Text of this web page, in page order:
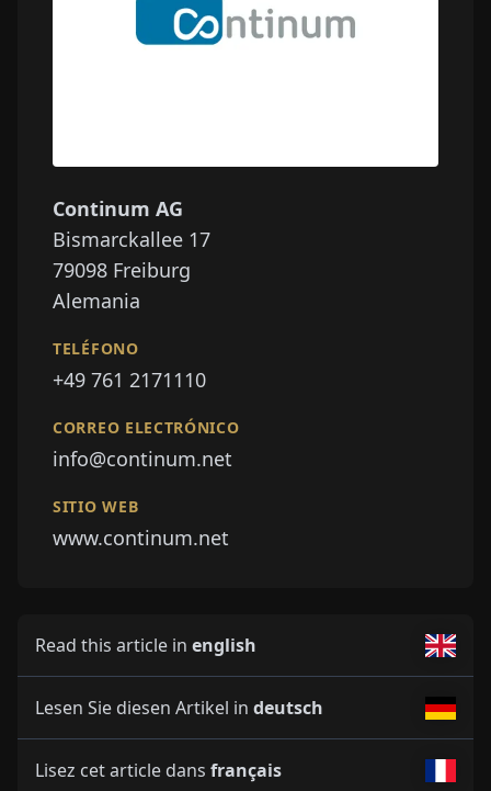
Continum AG
Bismarckallee 17
79098 Freiburg
Alemania
TELÉFONO
+49 761 2171110
CORREO ELECTRÓNICO
info@continum.net
SITIO WEB
www.continum.net
Read this article in english
Lesen Sie diesen Artikel in deutsch
Lisez cet article dans français